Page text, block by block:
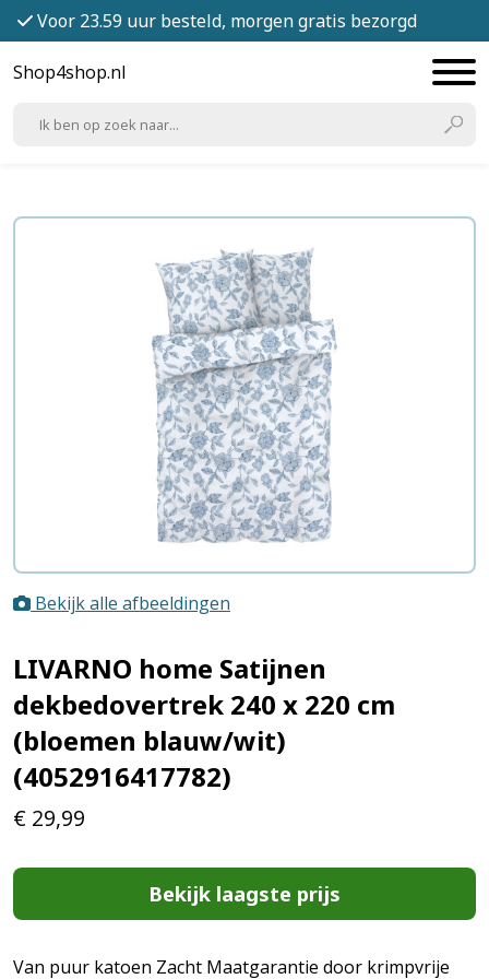
Voor 23.59 uur besteld, morgen gratis bezorgd
Shop4shop.nl
Bekijk alle afbeeldingen
LIVARNO home Satijnen
dekbedovertrek 240 x 220 cm
(bloemen blauw/wit)
(4052916417782)
€ 29,99
Bekijk laagste prijs
Van puur katoen Zacht Maatgarantie door krimpvrije